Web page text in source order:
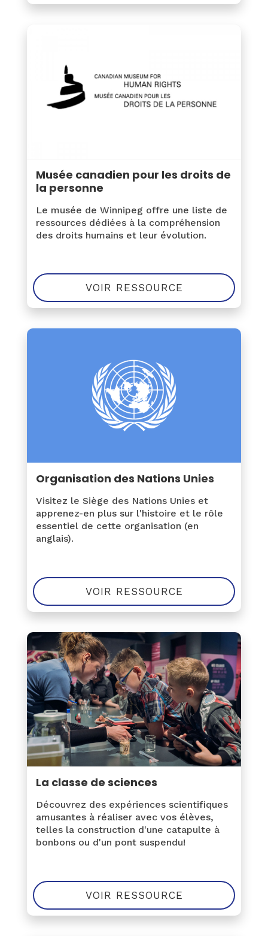
Musée canadien pour les droits de
la personne
Le musée de Winnipeg offre une liste de
ressources dédiées à la compréhension
des droits humains et leur évolution.
VOIR RESSOURCE
Organisation des Nations Unies
Visitez le Siège des Nations Unies et
apprenez-en plus sur l'histoire et le rôle
essentiel de cette organisation (en
anglais).
VOIR RESSOURCE
La classe de sciences
Découvrez des expériences scientifiques
amusantes à réaliser avec vos élèves,
telles la construction d'une catapulte à
bonbons ou d'un pont suspendu!
VOIR RESSOURCE